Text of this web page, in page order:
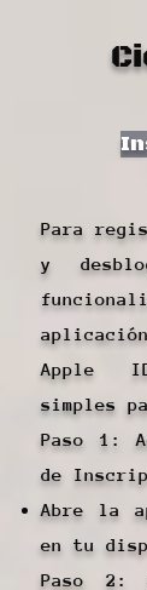
Para
y
Apple
simples
Paso 1:
de
Abre la
en tu
Paso 2: